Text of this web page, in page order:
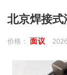
北京焊接
价格： 面议